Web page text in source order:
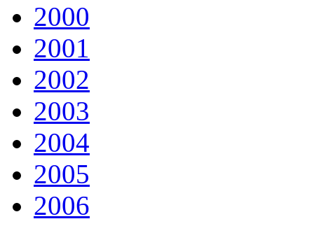
2000
2001
2002
2003
2004
2005
2006